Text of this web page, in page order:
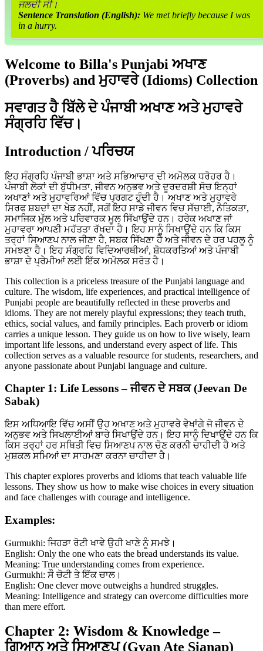
ਜਲਦੀ ਸੀ।
Sentence Translation (English): We met briefly because I was
in a hurry.
Welcome to Billa's Punjabi ਅਖਾਣ
(Proverbs) and ਮੁਹਾਵਰੇ (Idioms) Collection
ਸਵਾਗਤ ਹੈ ਬਿੱਲੇ ਦੇ ਪੰਜਾਬੀ ਅਖਾਣ ਅਤੇ ਮੁਹਾਵਰੇ
ਸੰਗ੍ਰਹਿ ਵਿੱਚ।
Introduction / ਪਰਿਚਯ
ਇਹ ਸੰਗ੍ਰਹਿ ਪੰਜਾਬੀ ਭਾਸ਼ਾ ਅਤੇ ਸਭਿਆਚਾਰ ਦੀ ਅਮੋਲਕ ਧਰੋਹਰ ਹੈ।
ਪੰਜਾਬੀ ਲੋਕਾਂ ਦੀ ਬੁੱਧੀਮਤਾ, ਜੀਵਨ ਅਨੁਭਵ ਅਤੇ ਦੂਰਦਰਸ਼ੀ ਸੋਚ ਇਨ੍ਹਾਂ
ਅਖਾਣਾਂ ਅਤੇ ਮੁਹਾਵਰਿਆਂ ਵਿੱਚ ਪ੍ਰਗਟ ਹੁੰਦੀ ਹੈ। ਅਖਾਣ ਅਤੇ ਮੁਹਾਵਰੇ
ਸਿਰਫ ਸ਼ਬਦਾਂ ਦਾ ਖੇਡ ਨਹੀਂ, ਸਗੋਂ ਇਹ ਸਾਡੇ ਜੀਵਨ ਵਿਚ ਸੱਚਾਈ, ਨੈਤਿਕਤਾ,
ਸਮਾਜਿਕ ਮੁੱਲ ਅਤੇ ਪਰਿਵਾਰਕ ਮੂਲ ਸਿੱਖਾਉਂਦੇ ਹਨ। ਹਰੇਕ ਅਖਾਣ ਜਾਂ
ਮੁਹਾਵਰਾ ਆਪਣੀ ਮਹੱਤਤਾ ਰੱਖਦਾ ਹੈ। ਇਹ ਸਾਨੂੰ ਸਿਖਾਉਂਦੇ ਹਨ ਕਿ ਕਿਸ
ਤਰ੍ਹਾਂ ਸਿਆਣਪ ਨਾਲ ਜੀਣਾ ਹੈ, ਸਬਕ ਸਿੱਖਣਾ ਹੈ ਅਤੇ ਜੀਵਨ ਦੇ ਹਰ ਪਹਲੂ ਨੂੰ
ਸਮਝਣਾ ਹੈ। ਇਹ ਸੰਗ੍ਰਹਿ ਵਿਦਿਆਰਥੀਆਂ, ਸ਼ੋਧਕਰਤਿਆਂ ਅਤੇ ਪੰਜਾਬੀ
ਭਾਸ਼ਾ ਦੇ ਪ੍ਰੇਮੀਆਂ ਲਈ ਇੱਕ ਅਮੋਲਕ ਸਰੋਤ ਹੈ।
This collection is a priceless treasure of the Punjabi language and
culture. The wisdom, life experiences, and practical intelligence of
Punjabi people are beautifully reflected in these proverbs and
idioms. They are not merely playful expressions; they teach truth,
ethics, social values, and family principles. Each proverb or idiom
carries a unique lesson. They guide us on how to live wisely, learn
important life lessons, and understand every aspect of life. This
collection serves as a valuable resource for students, researchers, and
anyone passionate about Punjabi language and culture.
Chapter 1: Life Lessons – ਜੀਵਨ ਦੇ ਸਬਕ (Jeevan De
Sabak)
ਇਸ ਅਧਿਆਇ ਵਿੱਚ ਅਸੀਂ ਉਹ ਅਖਾਣ ਅਤੇ ਮੁਹਾਵਰੇ ਵੇਖਾਂਗੇ ਜੋ ਜੀਵਨ ਦੇ
ਅਨੁਭਵ ਅਤੇ ਸਿਖਲਾਈਆਂ ਬਾਰੇ ਸਿਖਾਉਂਦੇ ਹਨ। ਇਹ ਸਾਨੂੰ ਦਿਖਾਉਂਦੇ ਹਨ ਕਿ
ਕਿਸ ਤਰ੍ਹਾਂ ਹਰ ਸਥਿਤੀ ਵਿਚ ਸਿਆਣਪ ਨਾਲ ਚੋਣ ਕਰਨੀ ਚਾਹੀਦੀ ਹੈ ਅਤੇ
ਮੁਸ਼ਕਲ ਸਮਿਆਂ ਦਾ ਸਾਹਮਣਾ ਕਰਨਾ ਚਾਹੀਦਾ ਹੈ।
This chapter explores proverbs and idioms that teach valuable life
lessons. They show us how to make wise choices in every situation
and face challenges with courage and intelligence.
Examples:
Gurmukhi: ਜਿਹੜਾ ਰੋਟੀ ਖਾਵੇ ਉਹੀ ਖਾਣੇ ਨੂੰ ਸਮਝੇ।
English: Only the one who eats the bread understands its value.
Meaning: True understanding comes from experience.
Gurmukhi: ਸੌ ਚੋਟੀ ਤੇ ਇੱਕ ਚਾਲ।
English: One clever move outweighs a hundred struggles.
Meaning: Intelligence and strategy can overcome difficulties more
than mere effort.
Chapter 2: Wisdom & Knowledge –
ਗਿਆਨ ਅਤੇ ਸਿਆਣਪ (Gyan Ate Sianap)